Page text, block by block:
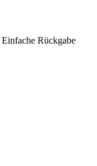
Einfache Rückgabe